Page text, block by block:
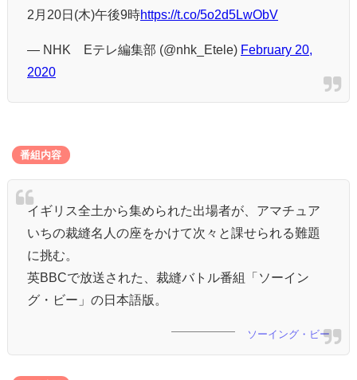
2月20日(木)午後9時https://t.co/5o2d5LwObV
— NHK Eテレ編集部 (@nhk_Etele) February 20,
2020
番組内容
イギリス全土から集められた出場者が、アマチュア
いちの裁縫名人の座をかけて次々と課せられる難題
に挑む。
英BBCで放送された、裁縫バトル番組「ソーイン
グ・ビー」の日本語版。
ソーイング・ビー